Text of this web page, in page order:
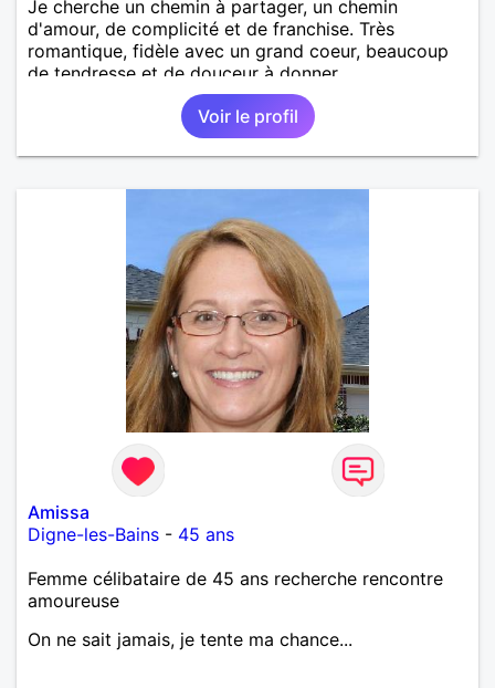
Je cherche un chemin à partager, un chemin
d'amour, de complicité et de franchise. Très
romantique, fidèle avec un grand coeur, beaucoup
de tendresse et de douceur à donner.
Voir le profil
Amissa
Digne-les-Bains - 45 ans
Femme célibataire de 45 ans recherche rencontre
amoureuse
On ne sait jamais, je tente ma chance...